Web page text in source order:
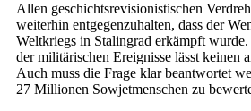
Allen geschichtsrevisionistischen
weiterhin entgegenzuhalten, dass der
Weltkriegs in Stalingrad erkämpft
der militärischen Ereignisse lässt keinen
Auch muss die Frage klar beantwortet
27 Millionen Sowjetmenschen zu